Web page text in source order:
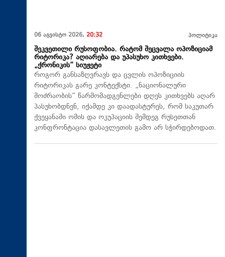
06 აგვისტო 2026, 20:32 პოლიტიკა
შეკვეთილი რუსოფობია. რატომ შეცვალა ოპოზიციამ
რიტორიკა? აღიარება და უპასუხო კითხვები.
„ქრონიკის“ სიუჟეტი
როგორ განსაზღვრავს და ცვლის ოპოზიციის
რიტორიკას გარე კონტექსტი. „ნაციონალური
მოძრაობის“ წარმომადგენლები დღეს კითხვებს აღარ
პასუხობდნენ, იქამდე კი დაადასტურეს, რომ საკუთარ
ქვეყანაში ომის და ოკუპაციის შემდეგ რუსეთთან
კონფრონტაცია დასავლეთის გამო არ სჭირდებოდათ.